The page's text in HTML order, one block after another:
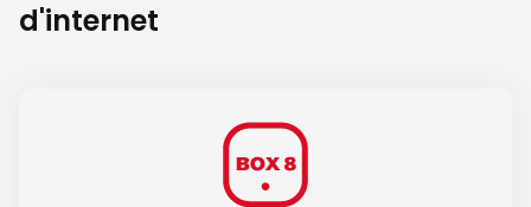
d'internet